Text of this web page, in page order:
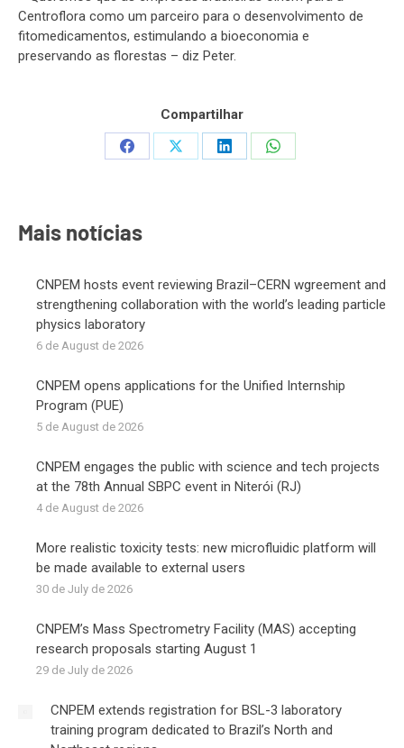
Centroflora como um parceiro para o desenvolvimento de
fitomedicamentos, estimulando a bioeconomia e
preservando as florestas – diz Peter.
Compartilhar
Share
Share
Share
Share
Mais notícias
CNPEM hosts event reviewing Brazil–CERN wgreement and
strengthening collaboration with the world’s leading particle
physics laboratory
6 de August de 2026
CNPEM opens applications for the Unified Internship
Program (PUE)
5 de August de 2026
CNPEM engages the public with science and tech projects
at the 78th Annual SBPC event in Niterói (RJ)
4 de August de 2026
More realistic toxicity tests: new microfluidic platform will
be made available to external users
30 de July de 2026
CNPEM’s Mass Spectrometry Facility (MAS) accepting
research proposals starting August 1
29 de July de 2026
CNPEM extends registration for BSL-3 laboratory
training program dedicated to Brazil’s North and